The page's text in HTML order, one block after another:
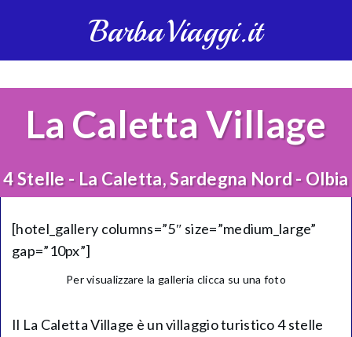
BarbaViaggi.it
La Caletta Village
4 Stelle - La Caletta, Sardegna Nord - Olbia
[hotel_gallery columns=”5″ size=”medium_large”
gap=”10px”]
Per visualizzare la galleria clicca su una foto
Il La Caletta Village è un villaggio turistico 4 stelle